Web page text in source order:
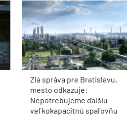
Zlá správa pre Bratislavu,
mesto odkazuje:
Nepotrebujeme ďalšiu
veľkokapacitnú spaľovňu